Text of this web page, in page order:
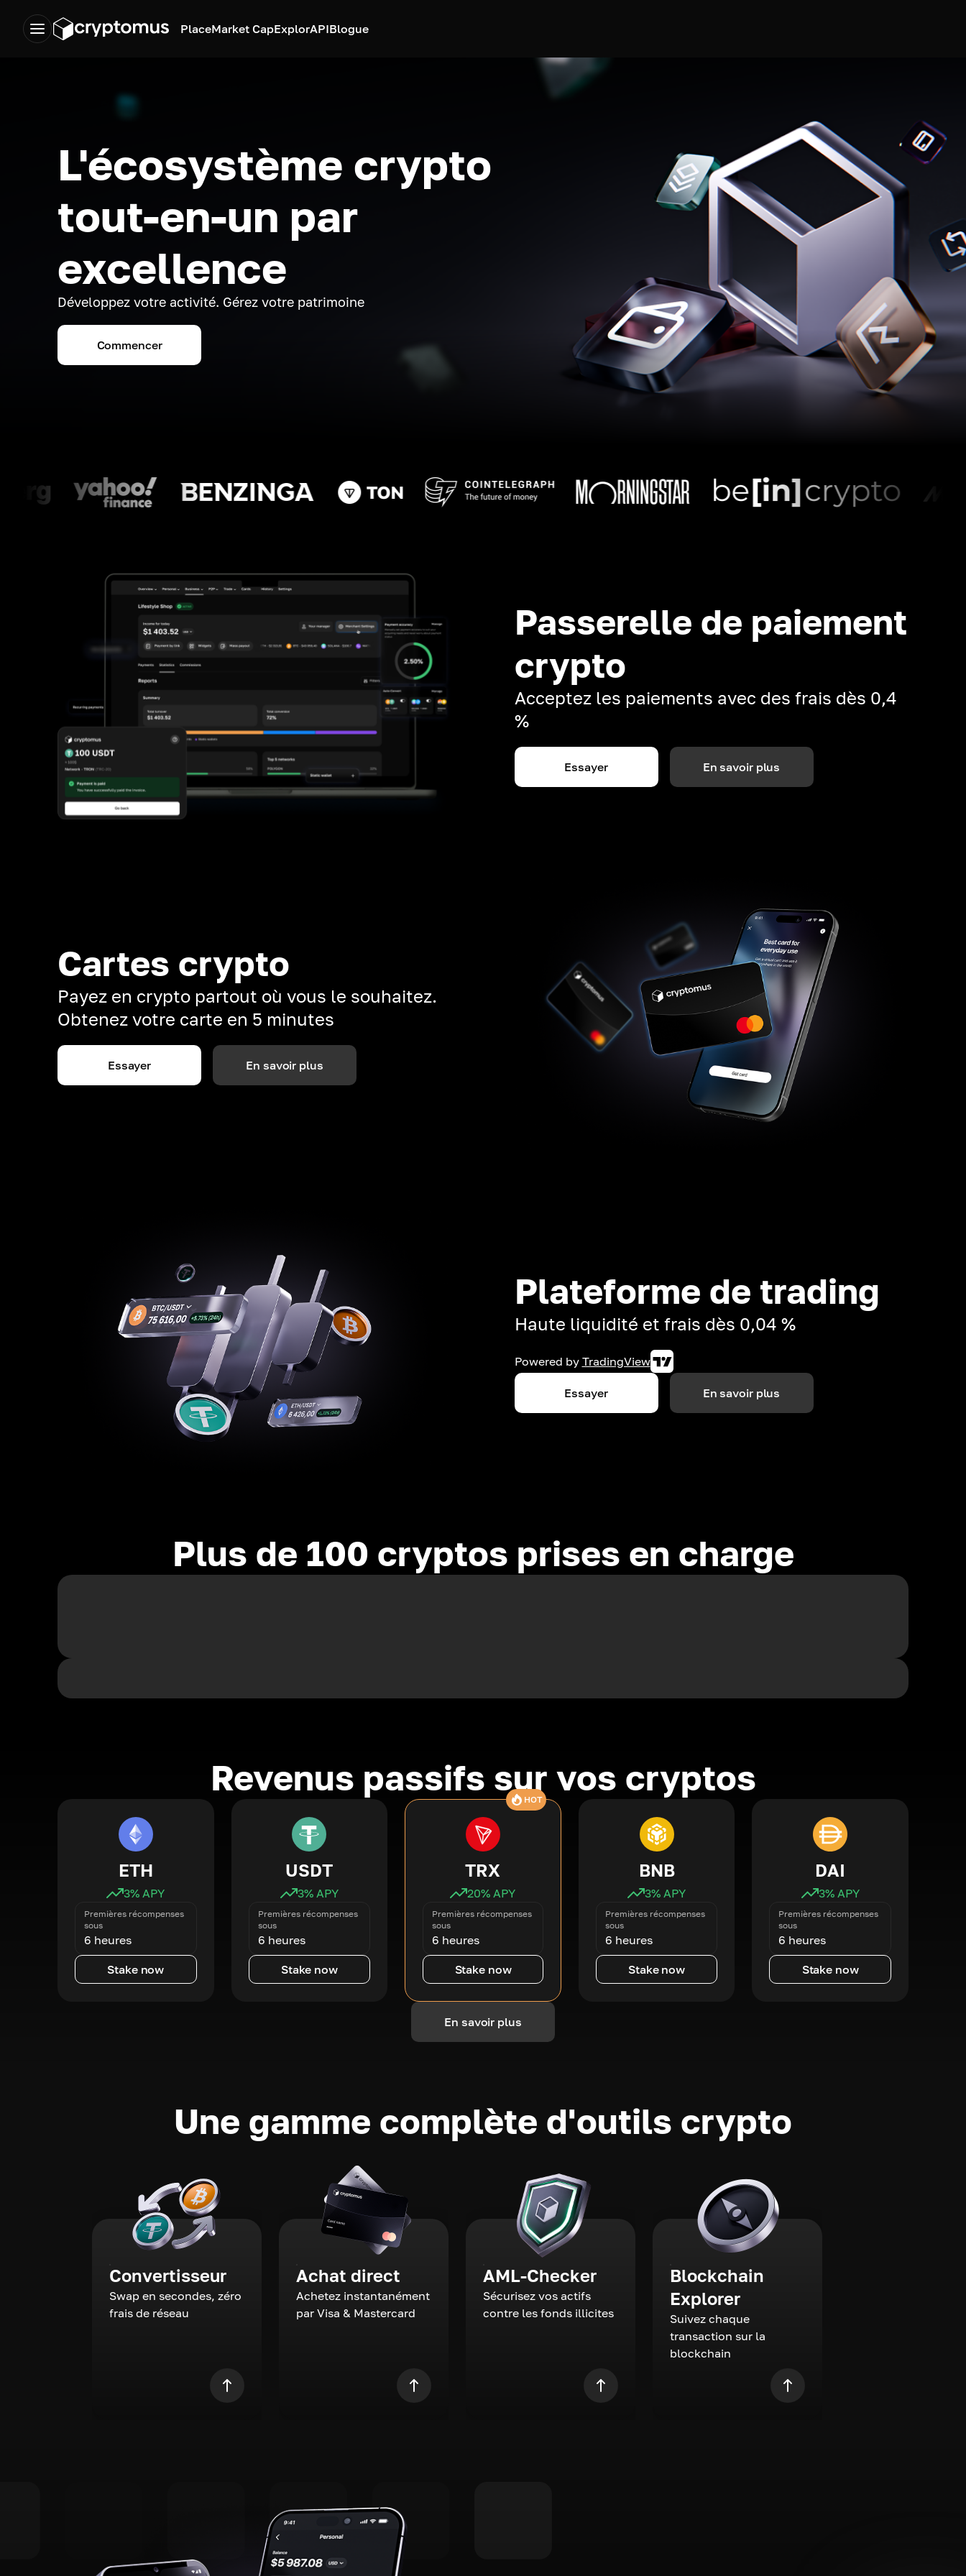
PlaceMarket CapExplorAPIBlogue
L'écosystème crypto
tout-en-un par
excellence
Développez votre activité. Gérez votre patrimoine
Commencer
Passerelle de paiement
crypto
Acceptez les paiements avec des frais dès 0,4
%
Essayer En savoir plus
Cartes crypto
Payez en crypto partout où vous le souhaitez.
Obtenez votre carte en 5 minutes
Essayer En savoir plus
Plateforme de trading
Haute liquidité et frais dès 0,04 %
Powered by TradingView
Essayer En savoir plus
Plus de 100 cryptos prises en charge
Revenus passifs sur vos cryptos
ETH
3% APY
Premières récompenses
sous
6 heures
Stake now
USDT
3% APY
Premières récompenses
sous
6 heures
Stake now
HOT
TRX
20% APY
Premières récompenses
sous
6 heures
Stake now
BNB
3% APY
Premières récompenses
sous
6 heures
Stake now
DAI
3% APY
Premières récompenses
sous
6 heures
Stake now
En savoir plus
Une gamme complète d'outils crypto
Convertisseur
Swap en secondes, zéro
frais de réseau
Achat direct
Achetez instantanément
par Visa & Mastercard
AML-Checker
Sécurisez vos actifs
contre les fonds illicites
Blockchain
Explorer
Suivez chaque
transaction sur la
blockchain